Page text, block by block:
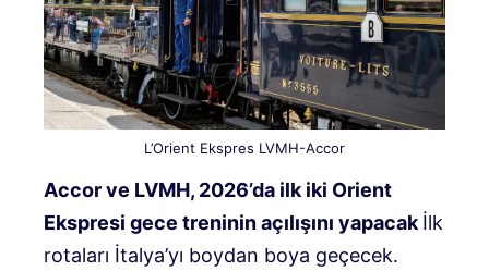
L’Orient Ekspres LVMH-Accor
Accor ve LVMH, 2026’da ilk iki Orient
Ekspresi gece treninin açılışını yapacak İlk
rotaları İtalya’yı boydan boya geçecek.